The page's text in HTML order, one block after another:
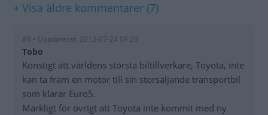
+ Visa äldre kommentarer (7)
#8 • Uppdaterat: 2012-07-24 09:29
Tobo
Konstigt att världens största biltillverkare, Toyota, inte
kan ta fram en motor till sin storsäljande transportbil
som klarar Euro5.
Märkligt för övrigt att Toyota inte kommit med ny